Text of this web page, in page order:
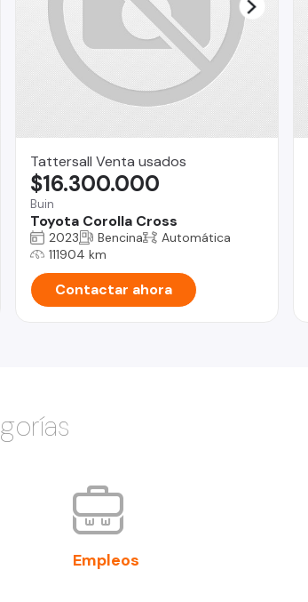
Tattersall Venta usados
Buin
Toyota Corolla Cross
$16.300.000
2023 Bencina
Automática
111904 km
Contactar ahora
Empleos